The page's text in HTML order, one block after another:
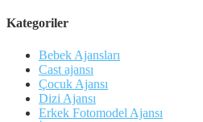
Kategoriler
Bebek Ajansları
Cast ajansı
Çocuk Ajansı
Dizi Ajansı
Erkek Fotomodel Ajansı